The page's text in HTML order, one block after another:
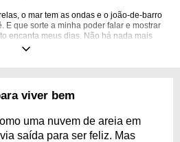
o mar tem as ondas e o joão-de-barro
E que sorte a minha poder falar e mostrar
encanta meus dias. Não há nada mais
a reciprocidade do nosso amor.
viver bem
uma nuvem de areia em
saída para ser feliz. Mas